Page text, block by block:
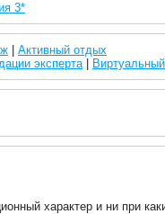
3*
Активный отдых
эксперта|
характер и ни при